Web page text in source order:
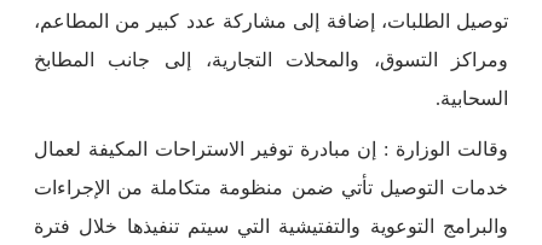
توصيل الطلبات، إضافة إلى مشاركة عدد كبير من المطاعم،
ومراكز التسوق، والمحلات التجارية، إلى جانب المطابخ
السحابية.
وقالت الوزارة : إن مبادرة توفير الاستراحات المكيفة لعمال
خدمات التوصيل تأتي ضمن منظومة متكاملة من الإجراءات
والبرامج التوعوية والتفتيشية التي سيتم تنفيذها خلال فترة